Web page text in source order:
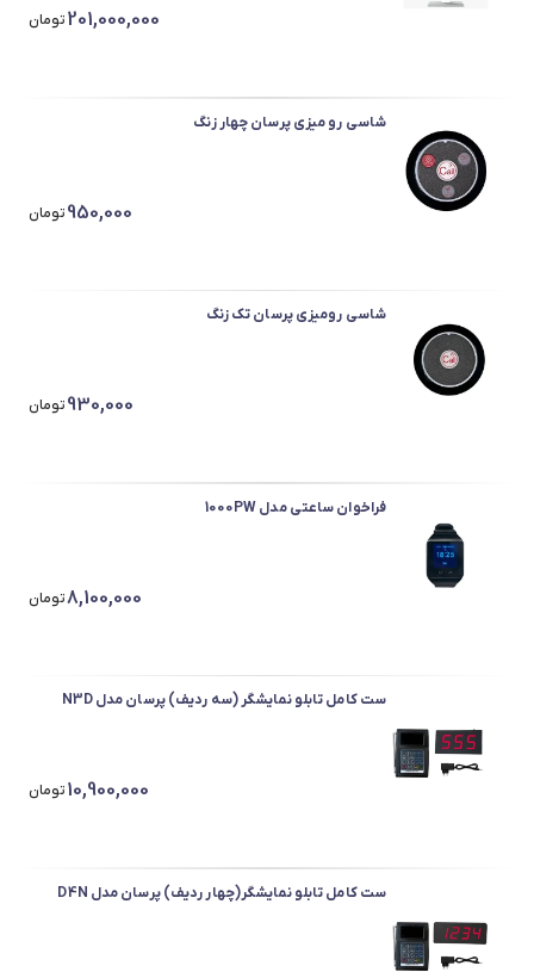
201,000,000تومان
شاسی رو میزی پرسان چهار زنگ
950,000تومان
شاسی رومیزی پرسان تک زنگ
930,000تومان
فراخوان ساعتی مدل 1000PW
8,100,000تومان
ست کامل تابلو نمایشگر (سه ردیف) پرسان مدل N3D
10,900,000تومان
ست کامل تابلو نمایشگر(چهار ردیف) پرسان مدل D4N